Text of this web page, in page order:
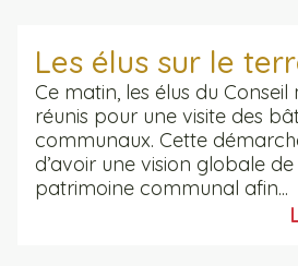
Les élus sur le
Ce matin, les élus du
réunis pour une visite des
communaux. Cette
d’avoir une vision globale de
patrimoine communal afin...